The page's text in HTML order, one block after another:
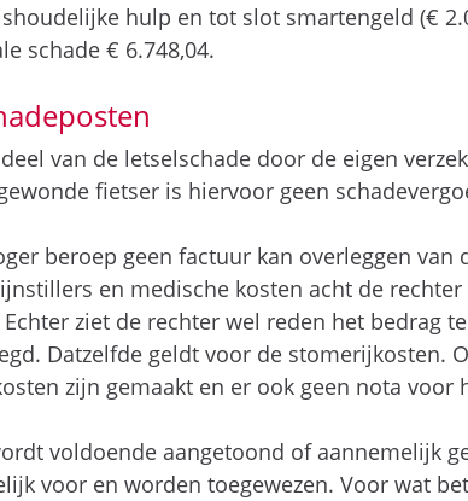
hulp en tot slot smartengeld (€
schade € 6.748,04.
van de letselschade door de eigen
fietser is hiervoor geen
beroep geen factuur kan overleggen
en medische kosten acht de
ziet de rechter wel reden het bedrag
Datzelfde geldt voor de stomerijkosten.
zijn gemaakt en er ook geen nota voor
voldoende aangetoond of aannemelijk
voor en worden toegewezen. Voor wat